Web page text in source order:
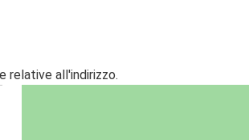
relative all'indirizzo.